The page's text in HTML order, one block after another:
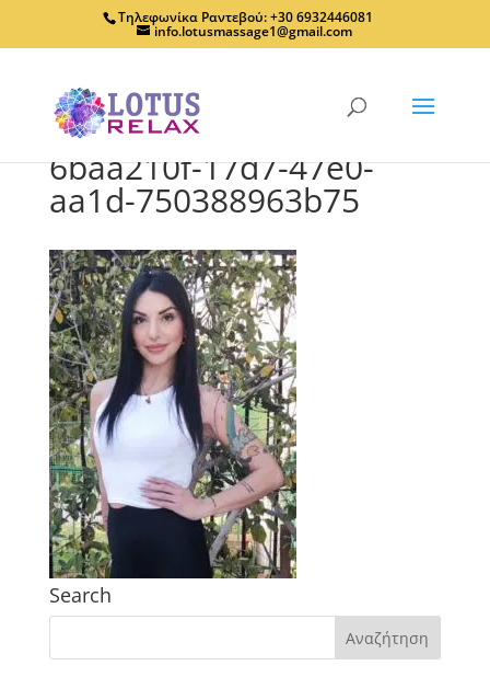
Τηλεφωνίκα Ραντεβού: +30 6932446081
info.lotusmassage1@gmail.com
6baa210f-17d7-47e0-
aa1d-750388963b75
Search